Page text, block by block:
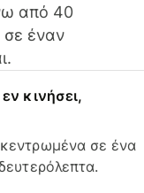
από 40
σε έναν
κινήσει,
σε ένα